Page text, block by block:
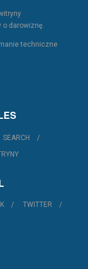
darowiznę.
techniczne
SEARCH
TWITTER